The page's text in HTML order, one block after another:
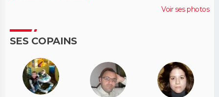
Voir ses photos
SES COPAINS